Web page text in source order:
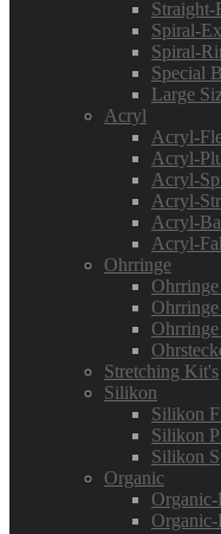
Straight-
Spiral-
Spiral-
Special
Large
Acryl
Acryl-
Acryl-
Acryl-
Acryl-
Acryl-
Acryl-
Ohrringe
Stretching Kit's
Silikon
Silikon
Silikon
Silikon
Organic
Organic-